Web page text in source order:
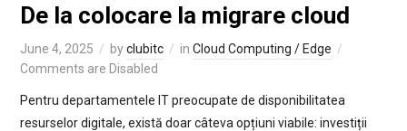
De la colocare la migrare cloud
June 4, 2025 byclubitc in Cloud Computing / Edge
Comments are Disabled
Pentru departamentele IT preocupate de disponibilitatea
resurselor digitale, există doar câteva opțiuni viabile: investiții